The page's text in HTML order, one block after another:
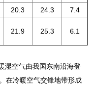
20.3 24.3
7.4
21.9 25.3 6.1
湿空气由我国东南沿海登
在冷暖空气交锋地带形成